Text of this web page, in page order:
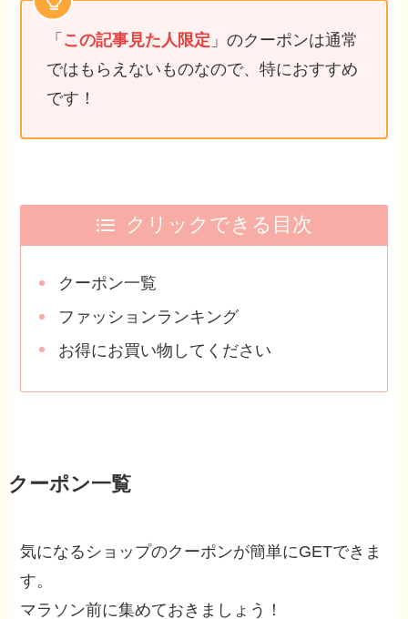
「 この記事見た人限定 」のクーポンは通常
ではもらえないものなので、特におすすめ
です！
クリックできる目次
クーポン一覧
ファッションランキング
お得にお買い物してください
クーポン一覧
気になるショップのクーポンが簡単にGETできま
す。
マラソン前に集めておきましょう！